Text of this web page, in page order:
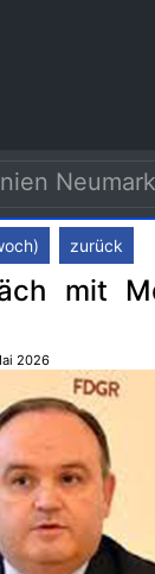
zurück
mit
2026